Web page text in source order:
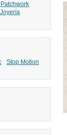
Patchwork
Joyería
Stop Motion